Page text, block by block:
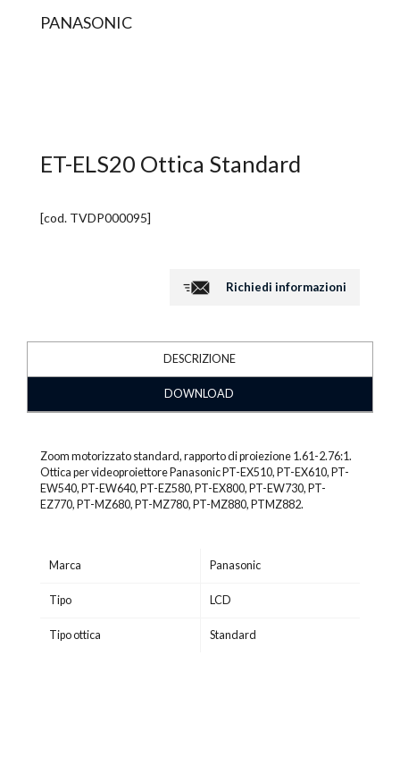
PANASONIC
ET-ELS20 Ottica Standard
[cod. TVDP000095]
Richiedi informazioni
DESCRIZIONE
DOWNLOAD
Zoom motorizzato standard, rapporto di proiezione 1.61-2.76:1.
Ottica per videoproiettore Panasonic PT-EX510, PT-EX610, PT-
EW540, PT-EW640, PT-EZ580, PT-EX800, PT-EW730, PT-
EZ770, PT-MZ680, PT-MZ780, PT-MZ880, PTMZ882.
Marca Panasonic
Tipo LCD
Tipo ottica Standard